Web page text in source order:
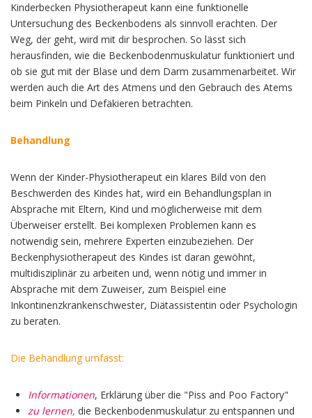
Kinderbecken Physiotherapeut kann eine funktionelle
Untersuchung des Beckenbodens als sinnvoll erachten. Der
Weg, der geht, wird mit dir besprochen. So lässt sich
herausfinden, wie die Beckenbodenmuskulatur funktioniert und
ob sie gut mit der Blase und dem Darm zusammenarbeitet. Wir
werden auch die Art des Atmens und den Gebrauch des Atems
beim Pinkeln und Defäkieren betrachten.
Behandlung
Wenn der Kinder-Physiotherapeut ein klares Bild von den
Beschwerden des Kindes hat, wird ein Behandlungsplan in
Absprache mit Eltern, Kind und möglicherweise mit dem
Überweiser erstellt. Bei komplexen Problemen kann es
notwendig sein, mehrere Experten einzubeziehen. Der
Beckenphysiotherapeut des Kindes ist daran gewöhnt,
multidisziplinär zu arbeiten und, wenn nötig und immer in
Absprache mit dem Zuweiser, zum Beispiel eine
Inkontinenzkrankenschwester, Diätassistentin oder Psychologin
zu beraten.
Die Behandlung umfasst:
Informationen, Erklärung über die "Piss and Poo Factory"
zu lernen, die Beckenbodenmuskulatur zu entspannen und